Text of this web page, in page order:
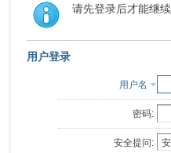
请先登录后才能继
用户登录
用户名
密码:
安全提问: